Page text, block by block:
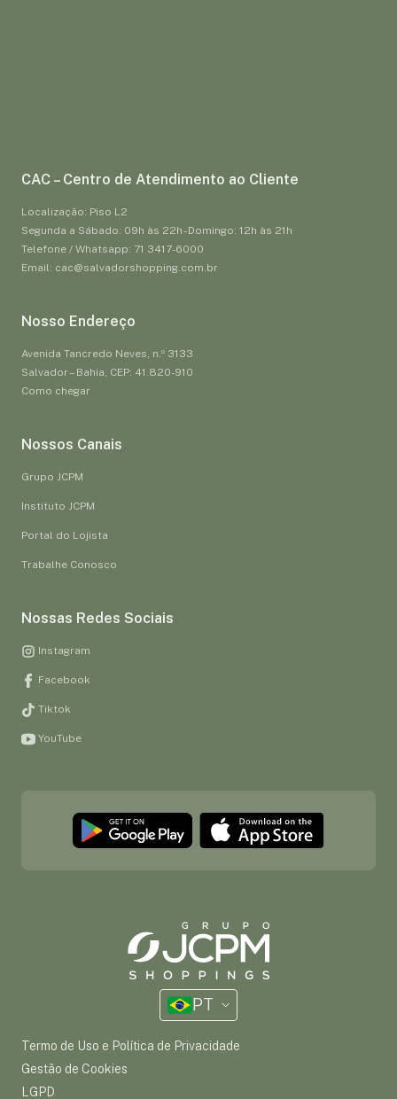
CAC – Centro de Atendimento ao Cliente
Localização: Piso L2
Segunda a Sábado: 09h às 22h - Domingo: 12h às 21h
Telefone / Whatsapp: 71 3417-6000
Email: cac@salvadorshopping.com.br
Nosso Endereço
Avenida Tancredo Neves, n.º 3133
Salvador – Bahia, CEP: 41.820-910
Como chegar
Nossos Canais
Grupo JCPM
Instituto JCPM
Portal do Lojista
Trabalhe Conosco
Nossas Redes Sociais
Instagram
Facebook
Tiktok
YouTube
PT
Termo de Uso e Política de Privacidade
Gestão de Cookies
LGPD